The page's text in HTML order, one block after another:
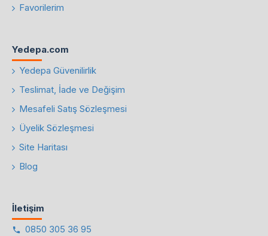
Favorilerim
Yedepa.com
Yedepa Güvenilirlik
Teslimat, İade ve Değişim
Mesafeli Satış Sözleşmesi
Üyelik Sözleşmesi
Site Haritası
Blog
İletişim
0850 305 36 95